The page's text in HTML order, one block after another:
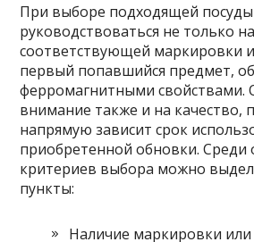
При выборе подходящей посуды
руководствоваться не только
соответствующей маркировки
первый попавшийся предмет,
ферромагнитными свойствами.
внимание также и на качество,
напрямую зависит срок
приобретенной обновки. Среди
критериев выбора можно
пункты:
Наличие маркировки